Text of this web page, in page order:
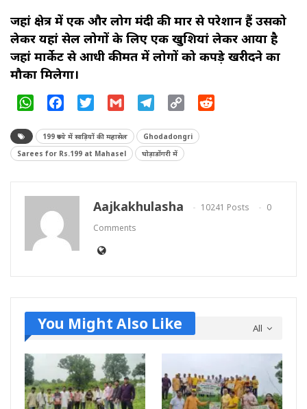
जहां क्षेत्र में एक और लोग मंदी की मार से परेशान हैं उसको
लेकर यहां सेल लोगों के लिए एक खुशियां लेकर आया है
जहां मार्केट से आधी कीमत में लोगों को कपड़े खरीदने का
मौका मिलेगा।
WhatsAppFacebookTwitter Gmail Telegram
Copy
199 रुपये में साड़ियों की महासेल
Ghodadongri
Sarees for Rs.199 at Mahasel
घोड़ाडोंगरी में
Aajkakhulasha 10241 Posts
0
Comments
All
You Might Also Like